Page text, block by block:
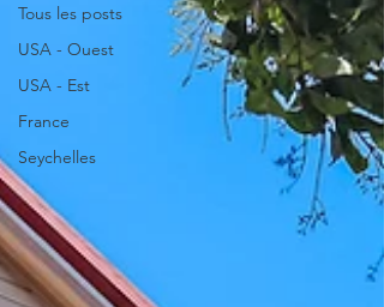
Tous les posts
USA - Ouest
USA - Est
France
Seychelles